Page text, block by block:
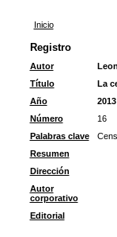
Inicio
Registro
Autor
Título
La
Año
2013
Número
16
Palabras clave
Resumen
Dirección
Autor
corporativo
Editorial